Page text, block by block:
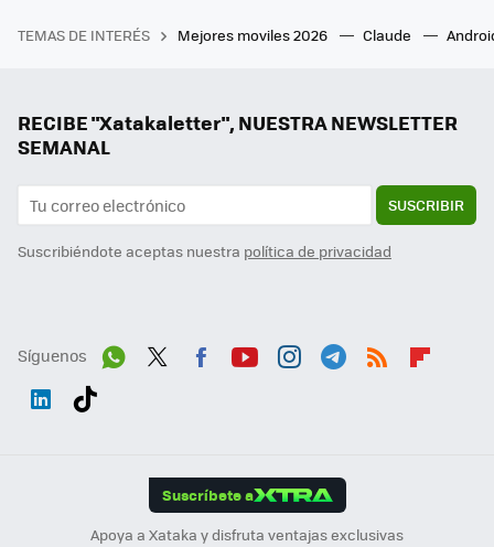
TEMAS DE INTERÉS Mejores moviles 2026 Claude
RECIBE "Xatakaletter", NUESTRA NEWSLETTER
SEMANAL
SUSCRIBIR
Suscribiéndote aceptas nuestra política de privacidad
Síguenos
Suscríbete a
Apoya a Xataka y disfruta ventajas exclusivas